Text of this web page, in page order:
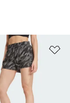
de deseos